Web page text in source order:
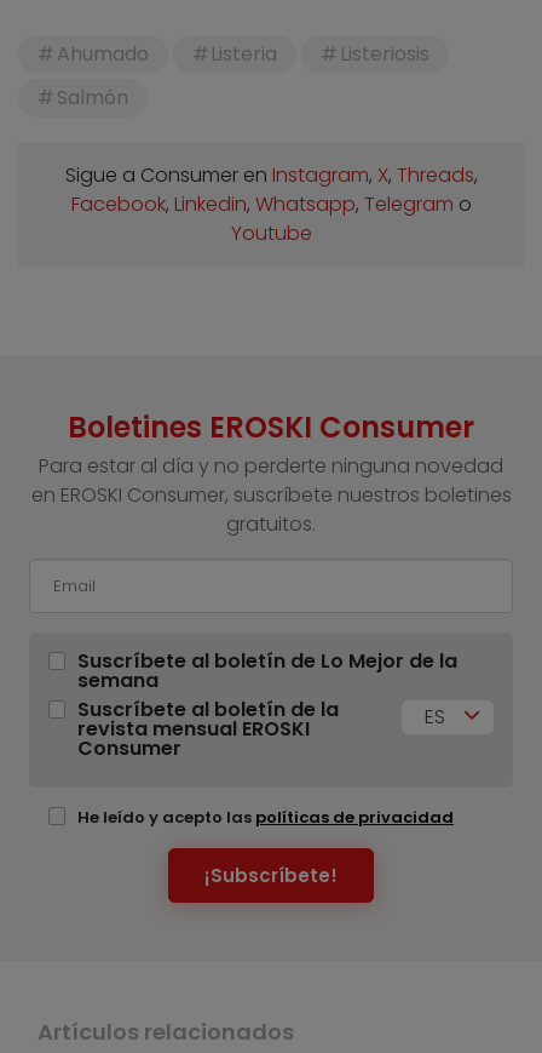
Ahumado Listeria
Listeriosis
Salmón
Sigue a Consumer en Instagram, X, Threads,
Facebook, Linkedin, Whatsapp, Telegram o
Youtube
Boletines EROSKI Consumer
Para estar al día y no perderte ninguna novedad
en EROSKI Consumer, suscríbete nuestros boletines
gratuitos.
Suscríbete al boletín de Lo Mejor de la
semana
Suscríbete al boletín de la
revista mensual EROSKI
Consumer
ES
He leído y acepto las políticas de privacidad
¡Subscríbete!
Artículos relacionados